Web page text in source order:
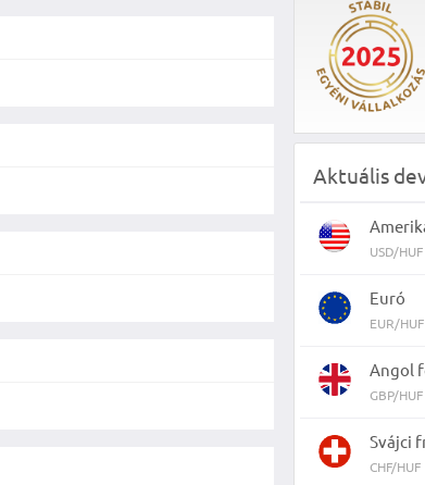
Aktuális
USD/HUF
Euró
EUR/HUF
Angol
GBP/HUF
Svájci
CHF/HUF